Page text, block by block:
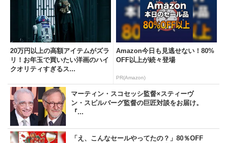
20万円以上の高額アイテムがズラ
リ！お年玉で買いたい洋画のハイ
クオリティすぎるス...
Amazon今日も見逃せない！80%
OFF以上が続々登場
PR(Amazon)
マーティン・スコセッシ監督×スティーヴ
ン・スピルバーグ監督の巨匠対談をお届け。
『...
「え、こんなセールやってたの？」80％OFF